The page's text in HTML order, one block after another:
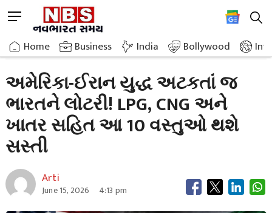
to
content
M
n
u
u
t
o
Home Business India Bollywood
Home»Breaking News»Lottery For India As Soon As America Iran War Stops
અમેરિકા-ઈરાન યુદ્ધ અટકતાં જ
ભારતને લોટરી! LPG, CNG અને
ખાતર સહિત આ 10 વસ્તુઓ થશે
સસ્તી
Arti
June 15, 2026 4:13 pm